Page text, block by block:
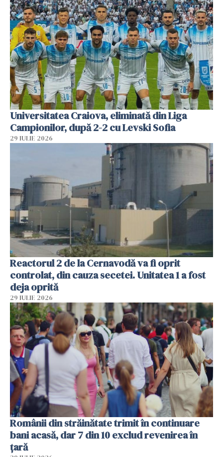
Universitatea Craiova, eliminată din Liga
Campionilor, după 2-2 cu Levski Sofia
29 IULIE 2026
Reactorul 2 de la Cernavodă va fi oprit
controlat, din cauza secetei. Unitatea 1 a fost
deja oprită
29 IULIE 2026
Românii din străinătate trimit în continuare
bani acasă, dar 7 din 10 exclud revenirea în
țară